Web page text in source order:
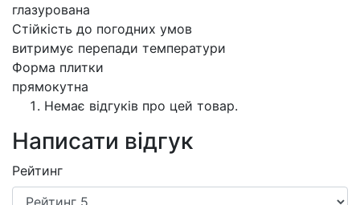
глазурована
Стійкість до погодних умов
витримує перепади температури
Форма плитки
прямокутна
Немає відгуків про цей товар.
Написати відгук
Рейтинг